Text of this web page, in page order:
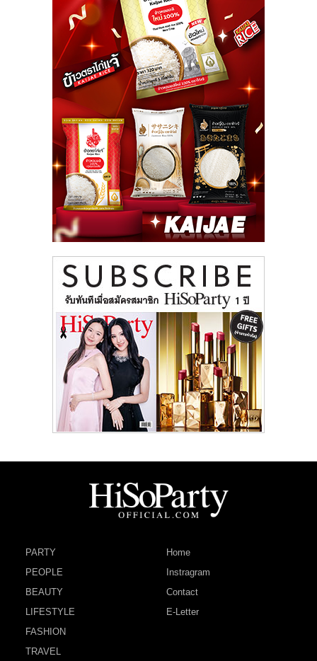
PARTY
PEOPLE
BEAUTY
LIFESTYLE
FASHION
TRAVEL
Home
Instragram
Contact
E-Letter